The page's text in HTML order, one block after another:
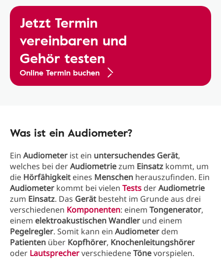
Jetzt Termin
vereinbaren und
Gehör testen
Online Termin buchen
Was ist ein Audiometer?
Ein Audiometer ist ein untersuchendes Gerät,
welches bei derAudiometriezum Einsatz kommt, um
die Hörfähigkeit eines Menschen herauszufinden. Ein
Audiometer kommt bei vielen Tests derAudiometrie
zum Einsatz. Das Gerät besteht im Grunde aus drei
verschiedenen Komponenten: einem Tongenerator,
einem elektroakustischen Wandler und einem
Pegelregler. Somit kann ein Audiometer dem
Patienten über Kopfhörer, Knochenleitungshörer
oder LautsprecherverschiedeneTönevorspielen.